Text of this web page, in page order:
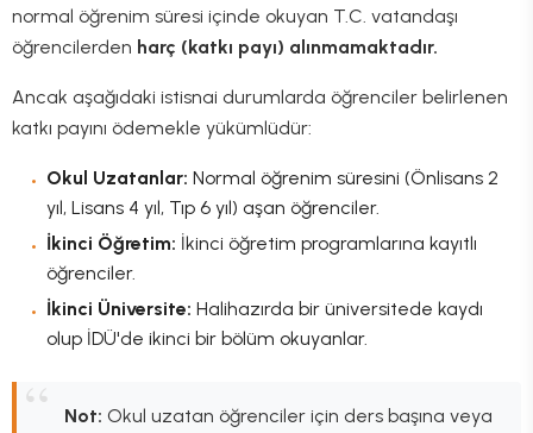
normal öğrenim süresi içinde okuyan T.C. vatandaşı
öğrencilerden harç (katkı payı) alınmamaktadır.
Ancak aşağıdaki istisnai durumlarda öğrenciler belirlenen
katkı payını ödemekle yükümlüdür:
Okul Uzatanlar: Normal öğrenim süresini (Önlisans 2
yıl, Lisans 4 yıl, Tıp 6 yıl) aşan öğrenciler.
İkinci Öğretim: İkinci öğretim programlarına kayıtlı
öğrenciler.
İkinci Üniversite: Halihazırda bir üniversitede kaydı
olup İDÜ'de ikinci bir bölüm okuyanlar.
Not: Okul uzatan öğrenciler için ders başına veya